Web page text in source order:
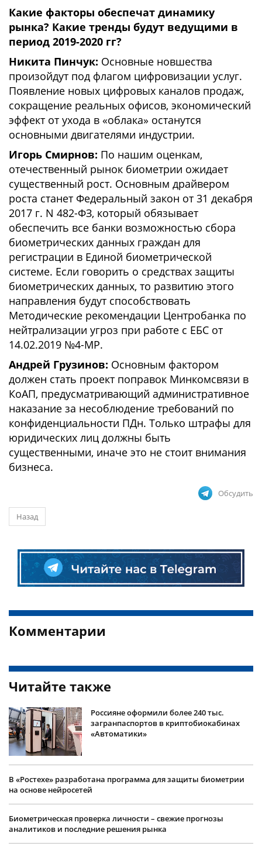
Какие факторы обеспечат динамику
рынка? Какие тренды будут ведущими в
период 2019-2020 гг?
Никита Пинчук: Основные новшества
произойдут под флагом цифровизации услуг.
Появление новых цифровых каналов продаж,
сокращение реальных офисов, экономический
эффект от ухода в «облака» останутся
основными двигателями индустрии.
Игорь Смирнов: По нашим оценкам,
отечественный рынок биометрии ожидает
существенный рост. Основным драйвером
роста станет Федеральный закон от 31 декабря
2017 г. N 482-ФЗ, который обязывает
обеспечить все банки возможностью сбора
биометрических данных граждан для
регистрации в Единой биометрической
системе. Если говорить о средствах защиты
биометрических данных, то развитию этого
направления будут способствовать
Методические рекомендации Центробанка по
нейтрализации угроз при работе с ЕБС от
14.02.2019 №4-МР.
Андрей Грузинов: Основным фактором
должен стать проект поправок Минкомсвязи в
КоАП, предусматривающий административное
наказание за несоблюдение требований по
конфиденциальности ПДн. Только штрафы для
юридических лиц должны быть
существенными, иначе это не стоит внимания
бизнеса.
Обсудить
Назад
Комментарии
Читайте также
Россияне оформили более 240 тыс.
загранпаспортов в криптобиокабинах
«Автоматики»
В «Ростехе» разработана программа для защиты биометрии
на основе нейросетей
Биометрическая проверка личности – свежие прогнозы
аналитиков и последние решения рынка